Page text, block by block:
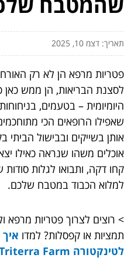
תאריך: דצמ 10, 2025
פטריות מרפא הן לא רק
לסצנת הבריאות, הן ממש
היומיומית – בטעמים,
שאפילו הרופאים הכי
אותן בשייקים ובבישול
אוכלים משהו שנראה כאילו
קחו דקה, ותבואו לגלות
למלוא הכבוד במטבח שלכם.
> רוצים לצרוך פטריות מרפא
תמציות או קפסלות? למדו
לטינקטורה Triterra Farm